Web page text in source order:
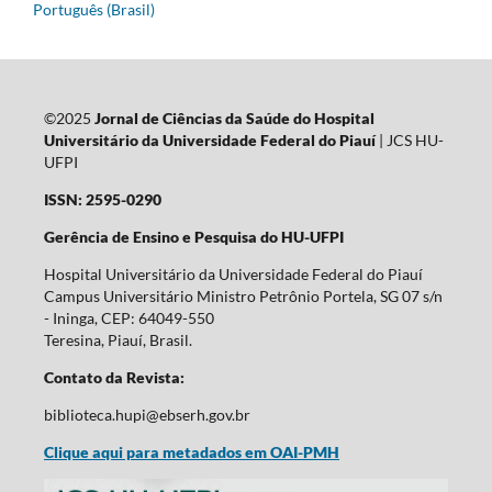
Português (Brasil)
©2025 Jornal de Ciências da Saúde do Hospital
Universitário da Universidade Federal do Piauí| JCS HU-
UFPI
ISSN: 2595-0290
Gerência de Ensino e Pesquisa do HU-UFPI
Hospital Universitário da Universidade Federal do Piauí
Campus Universitário Ministro Petrônio Portela, SG 07 s/n
- Ininga, CEP: 64049-550
Teresina, Piauí, Brasil.
Contato da Revista:
biblioteca.hupi@ebserh.gov.br
Clique aqui para metadados em OAI-PMH